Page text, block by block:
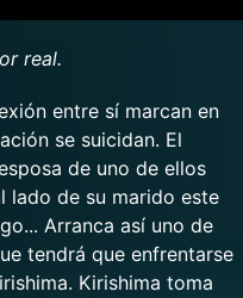
real.
entre sí marcan en
se suicidan. El
de uno de ellos
lado de su marido este
Arranca así uno de
tendrá que enfrentarse
Kirishima toma